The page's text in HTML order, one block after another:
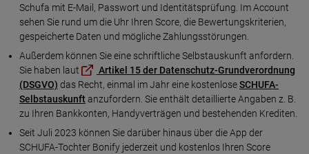
Schufa mit E-Mail, Pass­wort und Identitäts­prüfung. Im Account
sehen Sie rund um die Uhr Ihren Score, die Bewertungs­kriterien,
gespeicherte Daten und mög­liche Zahlungs­störungen.
Außerdem können Sie eine schriftliche Selbst­aus­kunft an­for­dern.
Sie haben laut
Ar­ti­kel 15 der Daten­schutz-Grund­ver­ord­nung
(DSGVO) das Recht, einmal im Jahr eine kos­ten­loseSCHUFA-
Selbst­aus­kunftan­zu­for­dern. Sie ent­hält de­taillierte An­ga­ben z. B.
zu Ihren Bank­kon­ten, Han­dy­ver­trägen und be­stehen­den Krediten.
Seit Juli 2023 können Sie darüber hinaus über die App der
SCHUFA-Tochter Bonify jederzeit und kostenlos Ihren Score